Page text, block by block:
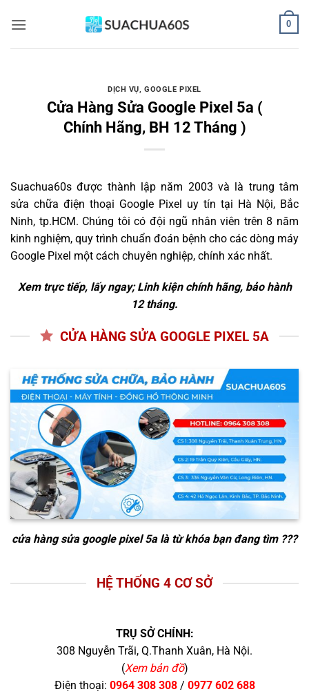
qua
0
DỊCH VỤ,GOOGLE PIXEL
Cửa Hàng Sửa Google Pixel 5a (
Chính Hãng, BH 12 Tháng )
Suachua60s được thành lập năm 2003 và là trung tâm
sửa chữa điện thoại Google Pixel uy tín tại Hà Nội, Bắc
Ninh, tp.HCM. Chúng tôi có đội ngũ nhân viên trên 8 năm
kinh nghiệm, quy trình chuẩn đoán bệnh cho các dòng máy
Google Pixel một cách chuyên nghiệp, chính xác nhất.
Xem trực tiếp, lấy ngay; Linh kiện chính hãng, bảo hành
12 tháng.
CỬA HÀNG SỬA GOOGLE PIXEL 5A
cửa hàng sửa google pixel 5alà từ khóa bạn đang tìm ???
HỆ THỐNG 4 CƠ SỞ
TRỤ SỞ CHÍNH:
308 Nguyễn Trãi, Q.Thanh Xuân, Hà Nội.
(Xem bản đồ)
Điện thoại: 0964 308 308/ 0977 602 688